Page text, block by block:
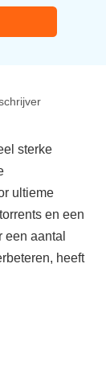
sterke
ultieme
en een
aantal
heeft